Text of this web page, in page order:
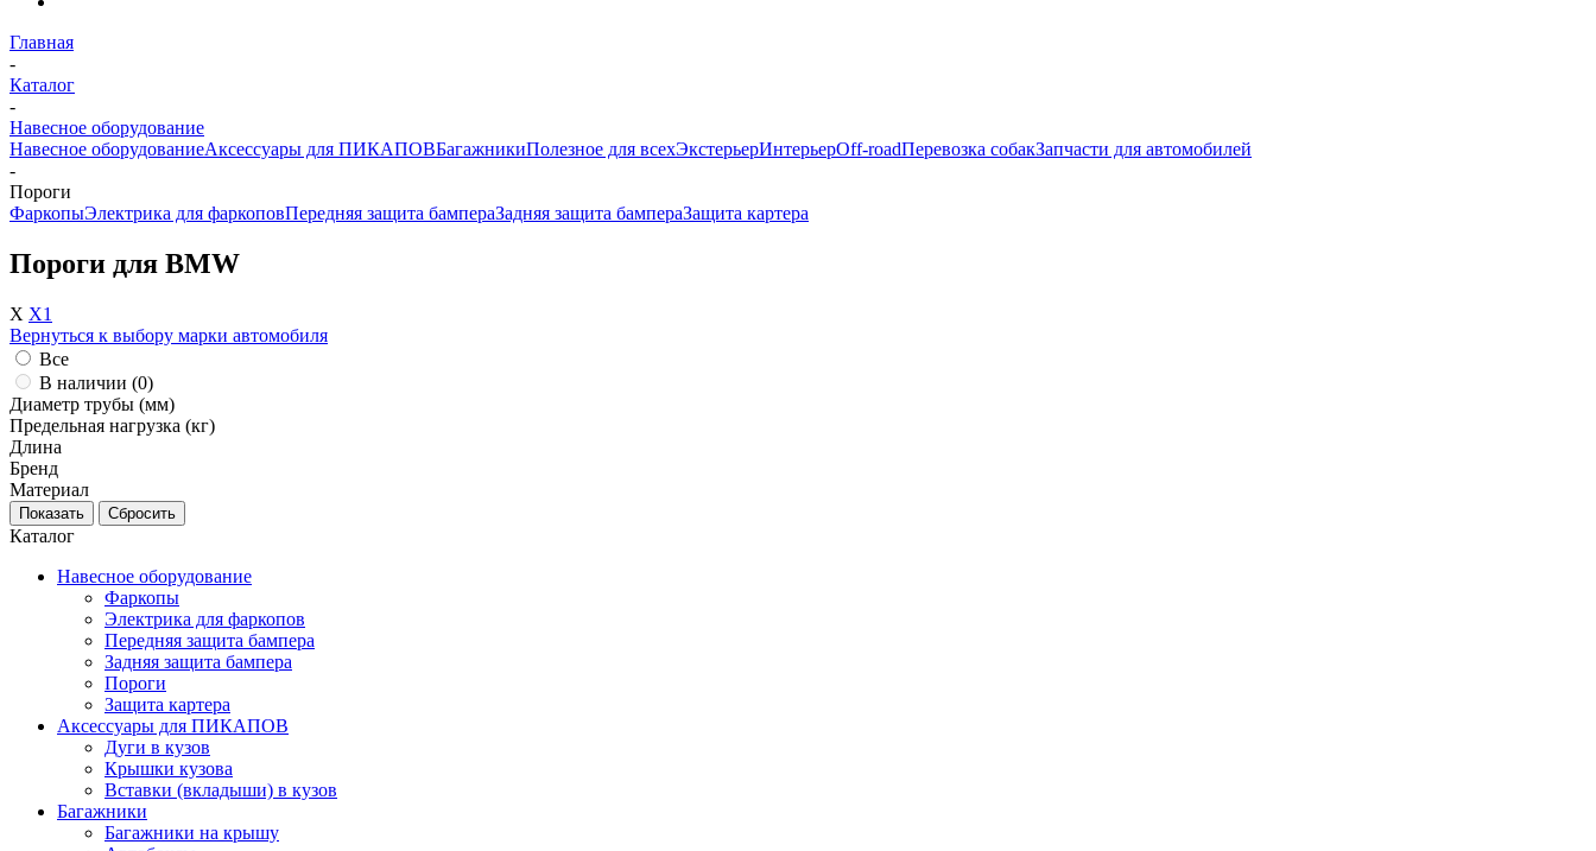
Главная
-
Каталог
-
Навесное оборудование
Навесное оборудованиеАксессуары для ПИКАПОВБагажникиПолезное для всехЭкстерьерИнтерьерOff-roadПеревозка собакЗапчасти для автомобилей
-
Пороги
ФаркопыЭлектрика для фаркоповПередняя защита бампераЗадняя защита бампераЗащита картера
Пороги для BMW
X X1
Вернуться к выбору марки автомобиля
Все
В наличии (0)
Диаметр трубы (мм)
Предельная нагрузка (кг)
Длина
Бренд
Материал
Каталог
Навесное оборудование
Фаркопы
Электрика для фаркопов
Передняя защита бампера
Задняя защита бампера
Пороги
Защита картера
Аксессуары для ПИКАПОВ
Дуги в кузов
Крышки кузова
Вставки (вкладыши) в кузов
Багажники
Багажники на крышу